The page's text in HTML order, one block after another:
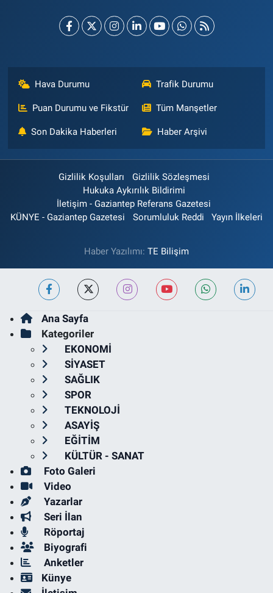
Hava Durumu Trafik Durumu
Puan Durumu ve Fikstür Tüm Manşetler
Son Dakika Haberleri Haber Arşivi
Gizlilik Koşulları
Gizlilik Sözleşmesi
Hukuka Aykırılık Bildirimi
İletişim - Gaziantep Referans Gazetesi
KÜNYE - Gaziantep Gazetesi
Sorumluluk Reddi Yayın İlkeleri
Haber Yazılımı: TE Bilişim
Ana Sayfa
Kategoriler
EKONOMİ
SİYASET
SAĞLIK
SPOR
TEKNOLOJİ
ASAYİŞ
EĞİTİM
KÜLTÜR - SANAT
Foto Galeri
Video
Yazarlar
Seri İlan
Röportaj
Biyografi
Anketler
Künye